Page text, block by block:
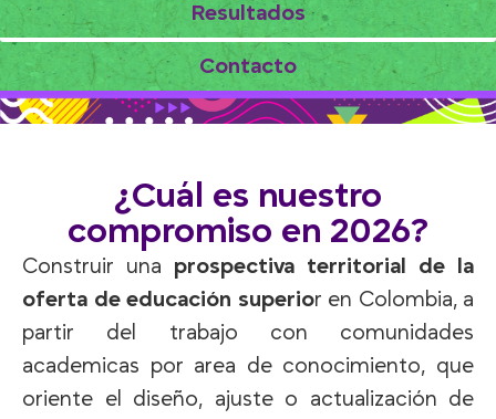
Resultados
Contacto
¿Cuál es nuestro
compromiso en 2026?
Construir una prospectiva territorial de la
oferta de educación superior en Colombia, a
partir del trabajo con comunidades
academicas por area de conocimiento, que
oriente el diseño, ajuste o actualización de